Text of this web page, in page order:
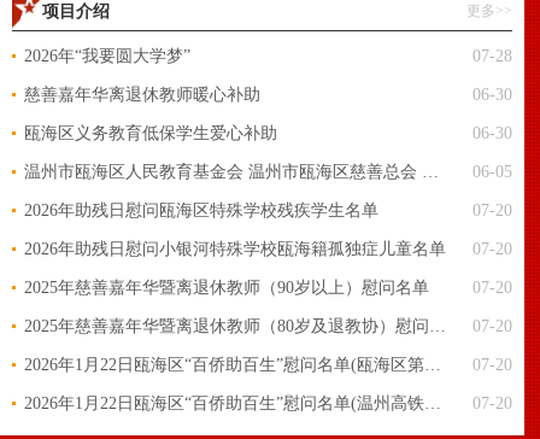
项目介绍 更多>>
2026年“我要圆大学梦” 07-28
慈善嘉年华离退休教师暖心补助 06-30
瓯海区义务教育低保学生爱心补助 06-30
温州市瓯海区人民教育基金会 温州市瓯海区慈善总会 温州市瓯海区关心下一代工作委员会 关于开展对教育慈善项目深度合作的通知 06-05
2026年助残日慰问瓯海区特殊学校残疾学生名单 07-20
2026年助残日慰问小银河特殊学校瓯海籍孤独症儿童名单 07-20
2025年慈善嘉年华暨离退休教师（90岁以上）慰问名单 07-20
2025年慈善嘉年华暨离退休教师（80岁及退教协）慰问名单 07-20
2026年1月22日瓯海区“百侨助百生”慰问名单(瓯海区第二外国语学校) 07-20
2026年1月22日瓯海区“百侨助百生”慰问名单(温州高铁新城实验学校) 07-20